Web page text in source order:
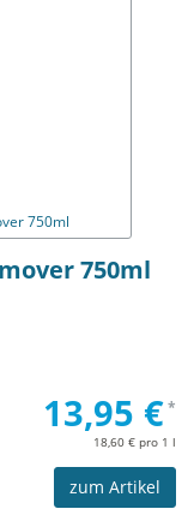
750ml
13,95 €*
18,60 € pro 1 l
zum Artikel